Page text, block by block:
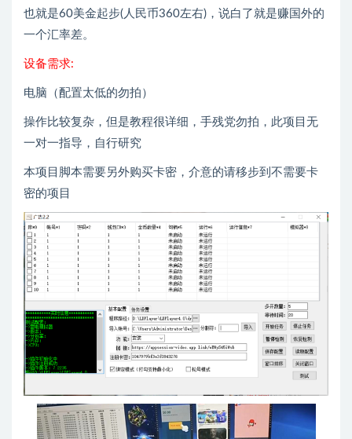
也就是60美金起步(人民币360左右)，说白了就是赚国外的
一个汇率差。
设备需求:
电脑（配置太低的勿拍）
操作比较复杂，但是教程很详细，手残党勿拍，此项目无
一对一指导，自行研究
本项目脚本需要另外购买卡密，介意的请移步到不需要卡
密的项目